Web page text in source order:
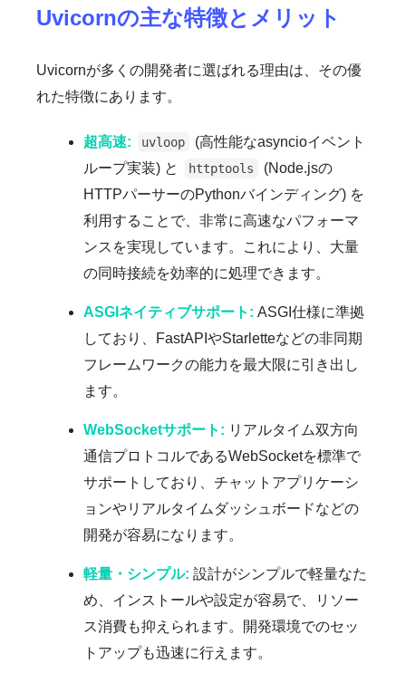
Uvicornの主な特徴とメリット
Uvicornが多くの開発者に選ばれる理由は、その優
れた特徴にあります。
超高速: uvloop
(高性能なasyncioイベント
ループ実装) と
httptools
(Node.jsの
HTTPパーサーのPythonバインディング) を
利用することで、非常に高速なパフォーマ
ンスを実現しています。これにより、大量
の同時接続を効率的に処理できます。
ASGIネイティブサポート: ASGI仕様に準拠
しており、FastAPIやStarletteなどの非同期
フレームワークの能力を最大限に引き出し
ます。
WebSocketサポート: リアルタイム双方向
通信プロトコルであるWebSocketを標準で
サポートしており、チャットアプリケーシ
ョンやリアルタイムダッシュボードなどの
開発が容易になります。
軽量・シンプル: 設計がシンプルで軽量なた
め、インストールや設定が容易で、リソー
ス消費も抑えられます。開発環境でのセッ
トアップも迅速に行えます。